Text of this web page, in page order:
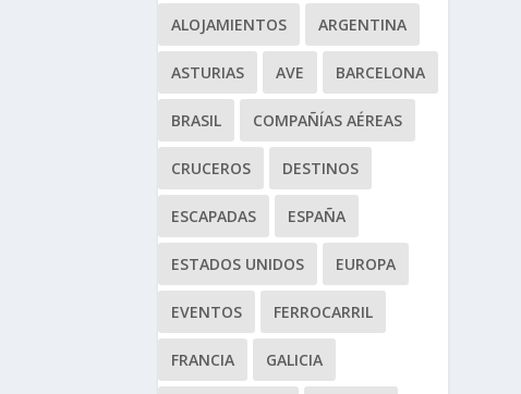
ALOJAMIENTOS ARGENTINA
ASTURIAS AVE BARCELONA
BRASIL COMPAÑÍAS AÉREAS
CRUCEROS DESTINOS
ESCAPADAS ESPAÑA
ESTADOS UNIDOS EUROPA
EVENTOS FERROCARRIL
FRANCIA GALICIA